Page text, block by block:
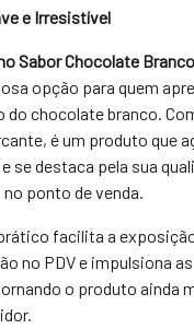
e Irresistível
Sabor Chocolate
opção para quem
do chocolate branco.
é um produto que
se destaca pela sua
ponto de venda.
facilita a
no PDV e impulsiona
o produto ainda